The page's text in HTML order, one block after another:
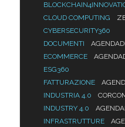
CLOUD COMPUTING
CYBERSECURITY360
DOCUMENTI
ECOMMERCE
ESG360
FATTURAZIONE
INDUSTRIA 4.0
INDUSTRY 4.0
INFRASTRUTTURE